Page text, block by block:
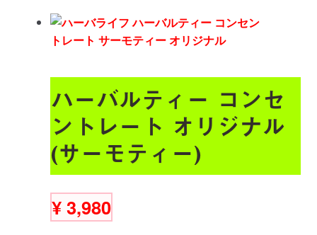
ハーバルティー コンセ
ントレート オリジナル
(サーモティー)
¥3,980